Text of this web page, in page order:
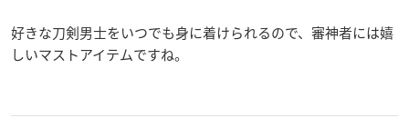
好きな刀剣男士をいつでも身に着けられるので、審神者には嬉
しいマストアイテムですね。